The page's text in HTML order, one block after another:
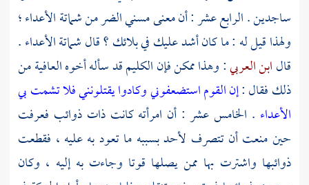
ساجدين . الرابع عشر : أن معنى مسني الضر من شماتة الأعداء ؛
ولهذا قيل له : ما كان أشد عليك في بلائك ؟ قال شماتة الأعداء .
قالابن العربي: وهذا ممكن فإن الكليم قد سأله أخوه العافية من
ذلك فقال :إن القوم استضعفوني وكادوا يقتلونني فلا تشمت بي
الأعداء . الخامس عشر : أن امرأته كانت ذات ذوائب فعرفت
حين منعت أن تتصرف لأحد بسببه ما تعود به عليه ، فقطعت
ذوائبها واشترت بها ممن يصلها قوتا وجاءت به إليه ، وكان